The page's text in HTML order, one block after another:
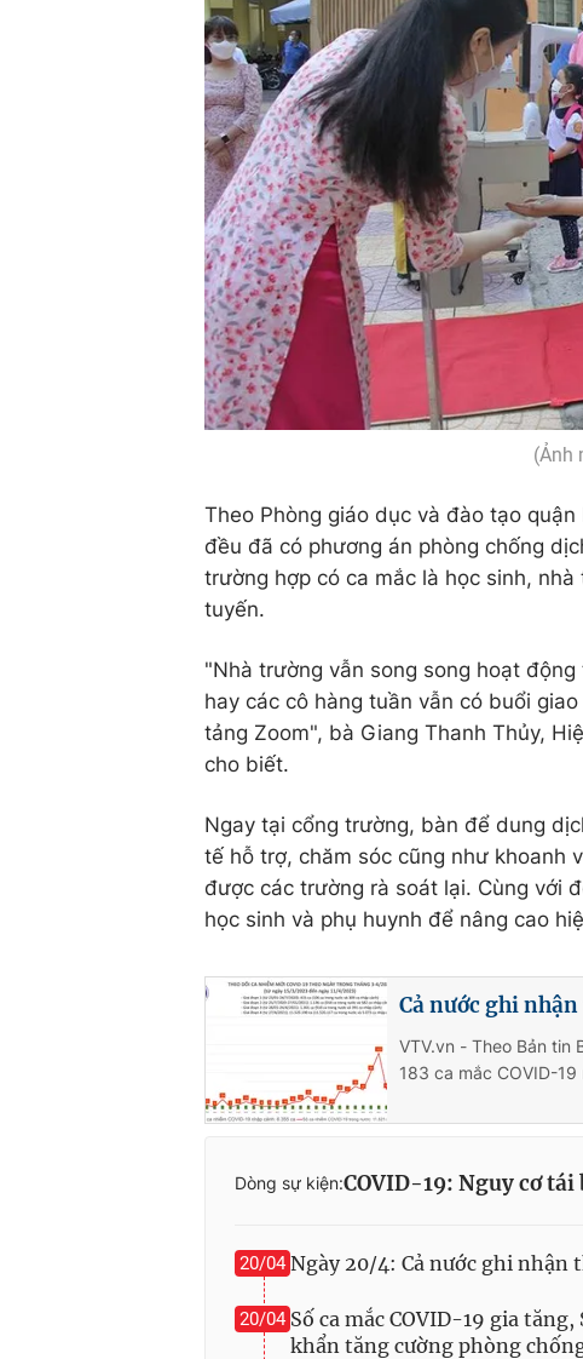
(Ảnh
Theo Phòng giáo dục và đào tạo
đều đã có phương án phòng chống
trường hợp có ca mắc là học sinh,
tuyến.
"Nhà trường vẫn song song hoạt
hay các cô hàng tuần vẫn có buổi
tảng Zoom", bà Giang Thanh Thủy,
cho biết.
Ngay tại cổng trường, bàn để dung
tế hỗ trợ, chăm sóc cũng như khoanh
được các trường rà soát lại. Cùng với
học sinh và phụ huynh để nâng cao
Cả nước ghi
VTV.vn - Theo Bản tin
183 ca mắc COVID-
Dòng sự kiện:COVID-19: Nguy cơ tái
20/04 Ngày 20/4: Cả nước ghi nhận
20/04 Số ca mắc COVID-19 gia
khẩn tăng cường phòng